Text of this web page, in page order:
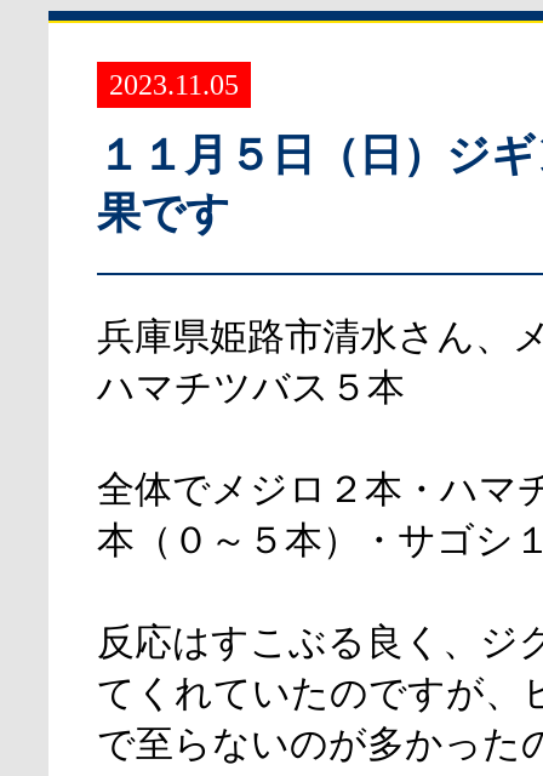
2023.11.05
１１月５日（日）ジ
果です
兵庫県姫路市清水さん、
ハマチツバス５本
全体でメジロ２本・ハマ
本（０～５本）・サゴシ
反応はすこぶる良く、ジ
てくれていたのですが、
で至らないのが多かった